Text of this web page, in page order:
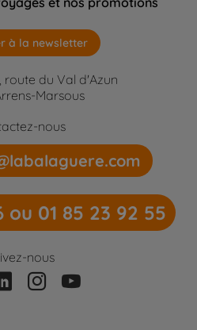
à la newsletter
route du Val d'Azun
Marsous
nous
ou 01 85 23 92 55
nous